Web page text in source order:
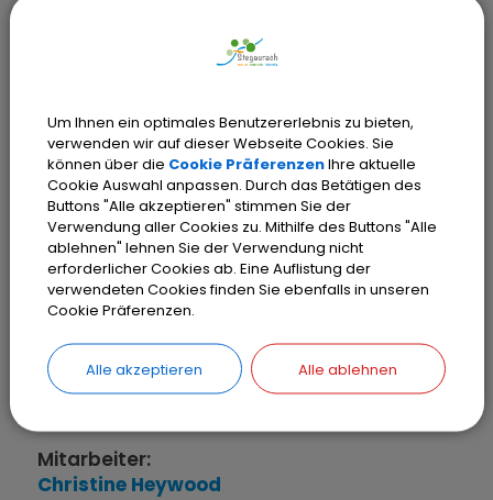
Kostenfreiheit des Schulweges
Schülerunfallversicherung; Informationen
Versicherung; Abschluss durch die
Kommune
Wildschaden; Anmeldung
Zweitwohnungsteuer; Zahlung
Mitarbeiter:
Tel.:
(0951) 99222-21
E-Mail:m.erdin@stegaurach.de
Mitarbeiter:
Christine Heywood
Um Ihnen ein optimales Benutzererlebnis zu bieten,
verwenden wir auf dieser Webseite Cookies. Sie
können über die Cookie PräferenzenIhre aktuelle
Cookie Auswahl anpassen. Durch das Betätigen des
Buttons "Alle akzeptieren" stimmen Sie der
Verwendung aller Cookies zu. Mithilfe des Buttons "Alle
ablehnen" lehnen Sie der Verwendung nicht
erforderlicher Cookies ab. Eine Auflistung der
verwendeten Cookies finden Sie ebenfalls in unseren
Cookie Präferenzen.
Alle akzeptieren Alle ablehnen